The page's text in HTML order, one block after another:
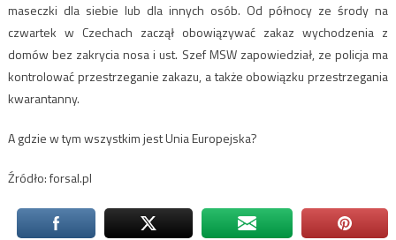
maseczki dla siebie lub dla innych osób. Od północy ze środy na
czwartek w Czechach zaczął obowiązywać zakaz wychodzenia z
domów bez zakrycia nosa i ust. Szef MSW zapowiedział, ze policja ma
kontrolować przestrzeganie zakazu, a także obowiązku przestrzegania
kwarantanny.
A gdzie w tym wszystkim jest Unia Europejska?
Źródło: forsal.pl